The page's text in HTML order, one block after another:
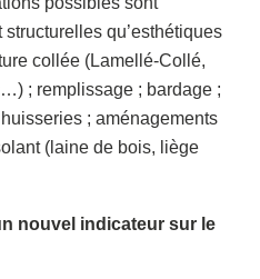
qu’esthétiques
collée (Lamellé-Collé,
; remplissage ; bardage ;
; aménagements
(laine de bois, liège
nouvel indicateur sur le